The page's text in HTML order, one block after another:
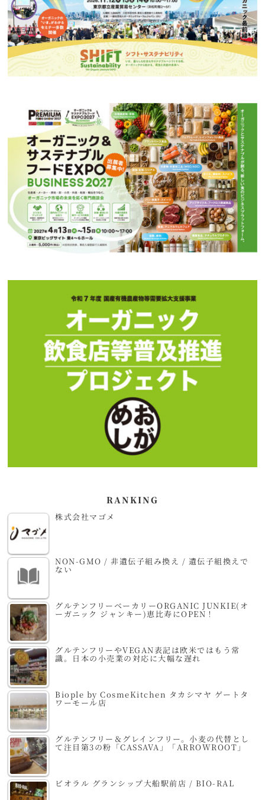
RANKING
株式会社マゴメ
NON-GMO / 非遺伝子組み換え / 遺伝子組換えで
ない
グルテンフリーベーカリーORGANIC JUNKIE(オ
ーガニック ジャンキー)恵比寿にOPEN！
グルテンフリーやVEGAN表記は欧米ではもう常
識。日本の小売業の対応に大幅な遅れ
Biople by CosmeKitchen タカシマヤ ゲートタ
ワーモール店
グルテンフリー＆グレインフリー。小麦の代替とし
て注目第3の粉「CASSAVA」「ARROWROOT」
ビオラル グランシップ大船駅前店 / BIO-RAL